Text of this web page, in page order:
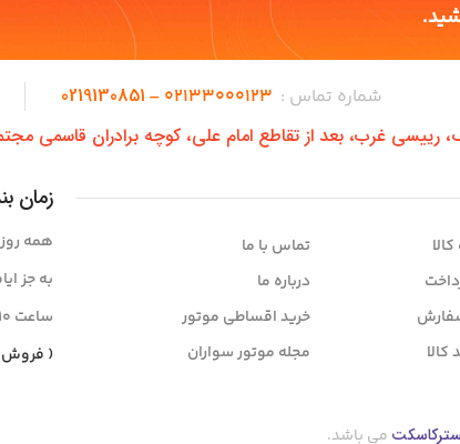
شماره تماس : 02133000123 –
0219130851
رییسی غرب، بعد از تقاطع امام علی، کوچه برادران قاسمی
کالا
تماس با ما
درباره ما
خرید اقساطی موتور
مجله موتور سواران
زمان
همه
به جز
ساعت ۱۰ الی ۱8
( فروش
می باشد.